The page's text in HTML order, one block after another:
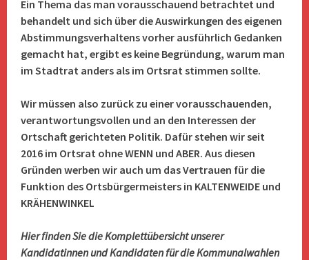
Ein Thema das man vorausschauend betrachtet und
behandelt und sich über die Auswirkungen des eigenen
Abstimmungsverhaltens vorher ausführlich Gedanken
gemacht hat, ergibt es keine Begründung, warum man
im Stadtrat anders als im Ortsrat stimmen sollte.
Wir müssen also zurück zu einer vorausschauenden,
verantwortungsvollen und an den Interessen der
Ortschaft gerichteten Politik. Dafür stehen wir seit
2016 im Ortsrat ohne WENN und ABER. Aus diesen
Gründen werben wir auch um das Vertrauen für die
Funktion des Ortsbürgermeisters in KALTENWEIDE und
KRÄHENWINKEL
Hier finden Sie die Komplettübersicht unserer
Kandidatinnen und Kandidaten für die Kommunalwahlen